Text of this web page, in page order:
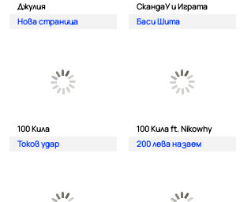
Джулия
Нова страница
СкандаУ и Играта
Баси Шита
100 Кила
Токов удар
100 Кила ft. Nikowhy
200 лева назаем